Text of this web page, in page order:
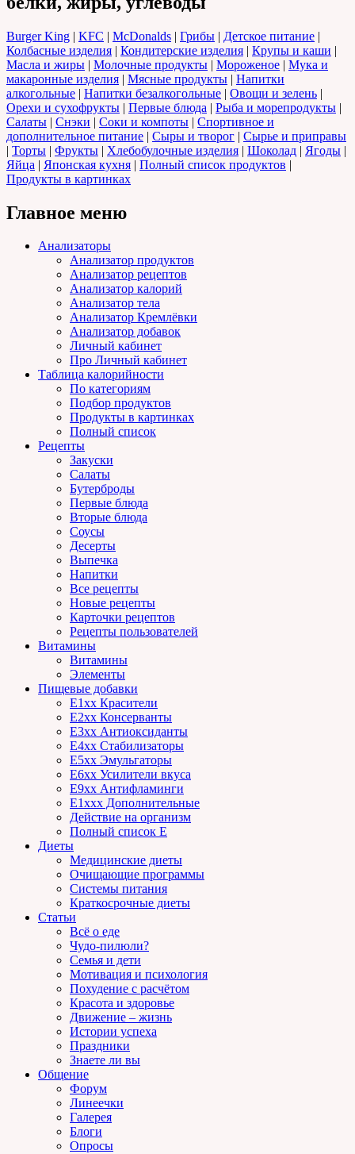
Burger King | KFC | McDonalds | Грибы | Детское питание |
Колбасные изделия | Кондитерские изделия | Крупы и каши |
Масла и жиры | Молочные продукты | Мороженое | Мука и
макаронные изделия | Мясные продукты | Напитки
алкогольные | Напитки безалкогольные | Овощи и зелень |
Орехи и сухофрукты | Первые блюда | Рыба и морепродукты |
Салаты | Снэки | Соки и компоты | Спортивное и
дополнительное питание | Сыры и творог | Сырье и приправы
| Торты | Фрукты | Хлебобулочные изделия | Шоколад | Ягоды |
Яйца | Японская кухня | Полный список продуктов |
Продукты в картинках
Главное меню
Анализаторы
Анализатор продуктов
Анализатор рецептов
Анализатор калорий
Анализатор тела
Анализатор Кремлёвки
Анализатор добавок
Личный кабинет
Про Личный кабинет
Таблица калорийности
По категориям
Подбор продуктов
Продукты в картинках
Полный список
Рецепты
Закуски
Салаты
Бутерброды
Первые блюда
Вторые блюда
Соусы
Десерты
Выпечка
Напитки
Все рецепты
Новые рецепты
Карточки рецептов
Рецепты пользователей
Витамины
Витамины
Элементы
Пищевые добавки
E1xx Красители
E2xx Консерванты
E3xx Антиоксиданты
E4xx Стабилизаторы
E5xx Эмульгаторы
E6xx Усилители вкуса
E9xx Антифламинги
E1xxx Дополнительные
Действие на организм
Полный список E
Диеты
Медицинские диеты
Очищающие программы
Системы питания
Краткосрочные диеты
Статьи
Всё о еде
Чудо-пилюли?
Семья и дети
Мотивация и психология
Похудение с расчётом
Красота и здоровье
Движение – жизнь
Истории успеха
Праздники
Знаете ли вы
Общение
Форум
Линеечки
Галерея
Блоги
Опросы